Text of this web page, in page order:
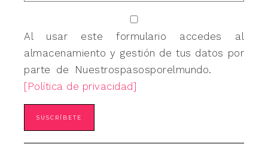
Al usar este formulario accedes al
almacenamiento y gestión de tus datos por
parte de Nuestrospasosporelmundo.
[Política de privacidad]